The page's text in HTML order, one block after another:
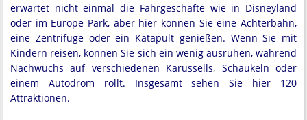
erwartet nicht einmal die Fahrgeschäfte wie in Disneyland
oder im Europe Park, aber hier können Sie eine Achterbahn,
eine Zentrifuge oder ein Katapult genießen. Wenn Sie mit
Kindern reisen, können Sie sich ein wenig ausruhen, während
Nachwuchs auf verschiedenen Karussells, Schaukeln oder
einem Autodrom rollt. Insgesamt sehen Sie hier 120
Attraktionen.